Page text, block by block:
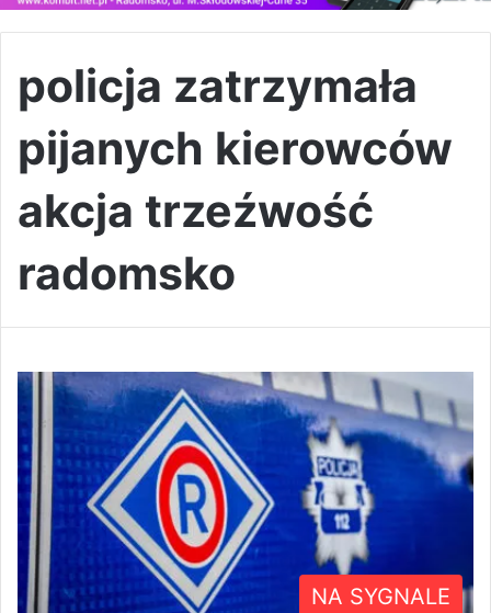
policja zatrzymała
pijanych kierowców
akcja trzeźwość
radomsko
NA SYGNALE